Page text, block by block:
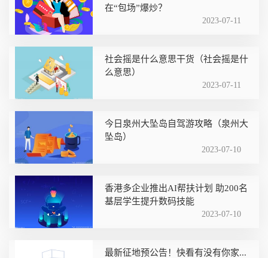
在“包场”爆炒？
2023-07-11
社会摇是什么意思干货（社会摇是什
么意思）
2023-07-11
今日泉州大坠岛自驾游攻略（泉州大
坠岛）
2023-07-10
香港多企业推出AI帮扶计划 助200名
基层学生提升数码技能
2023-07-10
最新征地预公告！快看有没有你家...